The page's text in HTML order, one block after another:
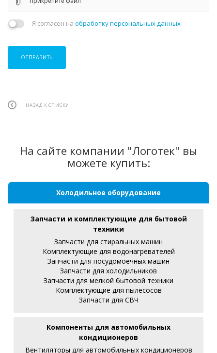
Я согласен на обработку персональных данных
ОТПРАВИТЬ
НАЗАД К СПИСКУ
На сайте компании "Логотек" вы
можете купить:
Холодильное оборудование
Запчасти и комплектующие для бытовой
техники
Запчасти для стиральных машин
Комплектующие для водонагревателей
Запчасти для посудомоечных машин
Запчасти для холодильников
Запчасти для мелкой бытовой техники
Комплектующие для пылесосов
Запчасти для СВЧ
Компоненты для автомобильных
кондиционеров
Вентиляторы для автомобильных кондиционеров